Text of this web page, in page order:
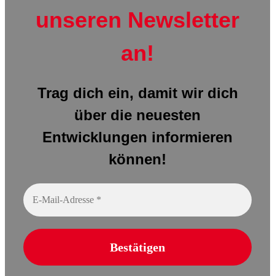
unseren Newsletter
an!
Trag dich ein, damit wir dich
über die neuesten
Entwicklungen informieren
können!